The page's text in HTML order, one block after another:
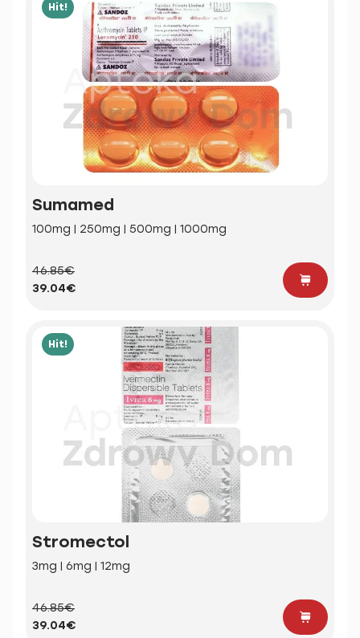
Hit!
Sumamed
100mg | 250mg | 500mg | 1000mg
46.85€
39.04€
Hit!
Stromectol
3mg | 6mg | 12mg
46.85€
39.04€